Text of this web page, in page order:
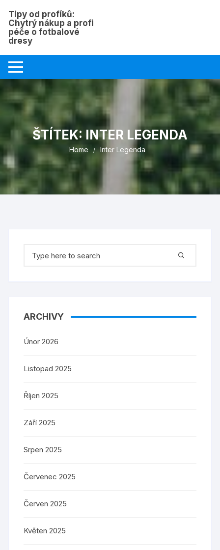
content
Tipy od profíků:
Chytrý nákup a profi
péče o fotbalové
dresy
ŠTÍTEK: INTER LEGENDA
Home Inter Legenda
for:
ARCHIVY
Únor 2026
Listopad 2025
Říjen 2025
Září 2025
Srpen 2025
Červenec 2025
Červen 2025
Květen 2025